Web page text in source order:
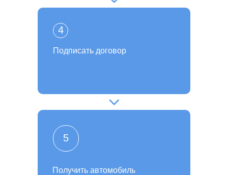
Получить автомобиль
5
Подписать договор
4